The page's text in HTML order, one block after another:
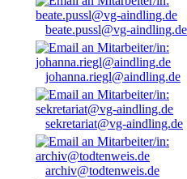
beate.pussl@vg-aindling.de
johanna.riegl@aindling.de
sekretariat@vg-aindling.de
archiv@todtenweis.de